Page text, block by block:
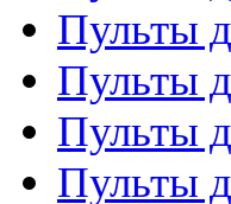
Пульты
Пульты
Пульты
Пульты